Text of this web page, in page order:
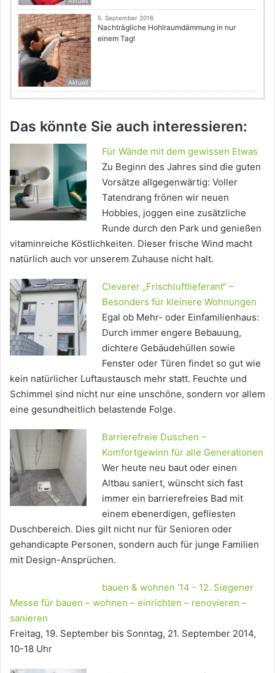
Aktuell
5. September 2016
Nachträgliche Hohlraumdämmung in nur
einem Tag!
Das könnte Sie auch interessieren:
Für Wände mit dem gewissen Etwas
Zu Beginn des Jahres sind die guten
Vorsätze allgegenwärtig: Voller
Tatendrang frönen wir neuen
Hobbies, joggen eine zusätzliche
Runde durch den Park und genießen
vitaminreiche Köstlichkeiten. Dieser frische Wind macht
natürlich auch vor unserem Zuhause nicht halt.
Cleverer „Frischluftlieferant“ –
Besonders für kleinere Wohnungen
Egal ob Mehr- oder Einfamilienhaus:
Durch immer engere Bebauung,
dichtere Gebäudehüllen sowie
Fenster oder Türen findet so gut wie
kein natürlicher Luftaustausch mehr statt. Feuchte und
Schimmel sind nicht nur eine unschöne, sondern vor allem
eine gesundheitlich belastende Folge.
Barrierefreie Duschen –
Komfortgewinn für alle Generationen
Wer heute neu baut oder einen
Altbau saniert, wünscht sich fast
immer ein barrierefreies Bad mit
einem ebenerdigen, gefliesten
Duschbereich. Dies gilt nicht nur für Senioren oder
gehandicapte Personen, sondern auch für junge Familien
mit Design-Ansprüchen.
bauen & wohnen '14 - 12. Siegener
Messe für bauen – wohnen – einrichten – renovieren –
sanieren
Freitag, 19. September bis Sonntag, 21. September 2014,
10-18 Uhr